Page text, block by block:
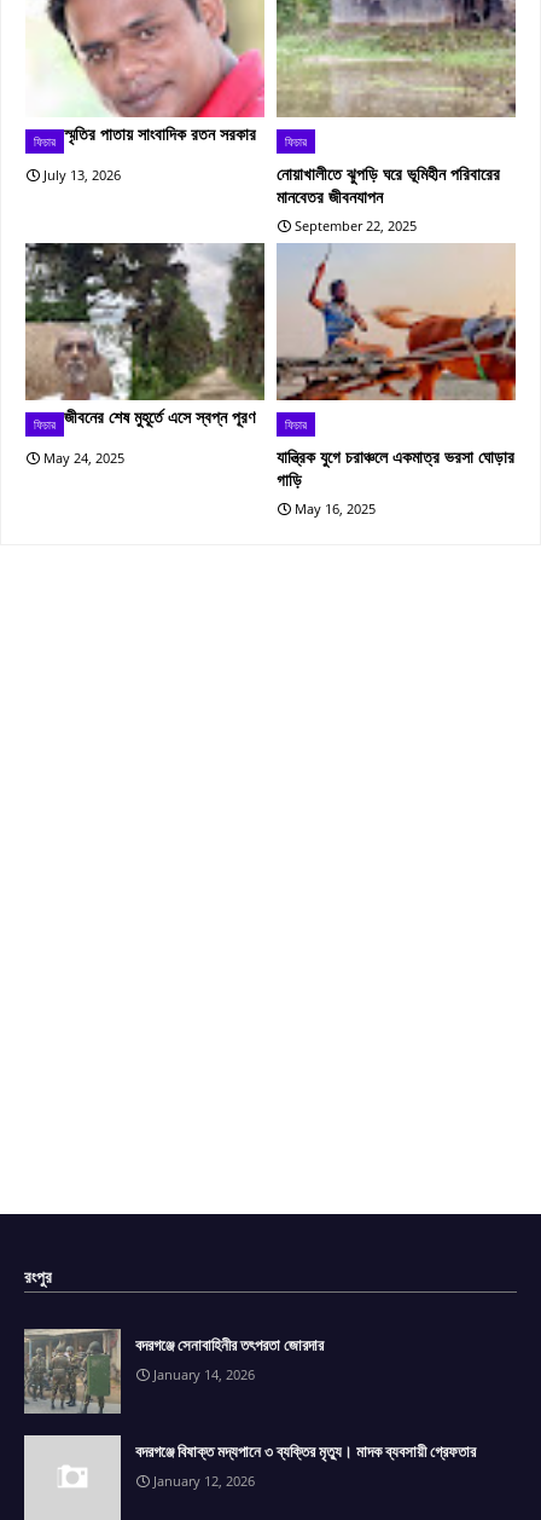
ফিচার স্মৃতির পাতায় সাংবাদিক রতন সরকার
July 13, 2026
ফিচার
নোয়াখালীতে ঝুপড়ি ঘরে ভূমিহীন পরিবারের
মানবেতর জীবনযাপন
September 22, 2025
ফিচার জীবনের শেষ মুহূর্তে এসে স্বপ্ন পূরণ
May 24, 2025
ফিচার
যান্ত্রিক যুগে চরাঞ্চলে একমাত্র ভরসা ঘোড়ার
গাড়ি
May 16, 2025
রংপুর
বদরগঞ্জে সেনাবাহিনীর তৎপরতা জোরদার
January 14, 2026
বদরগঞ্জে বিষাক্ত মদ্যপানে ৩ ব্যক্তির মৃত্যু। মাদক ব্যবসায়ী গ্রেফতার
January 12, 2026